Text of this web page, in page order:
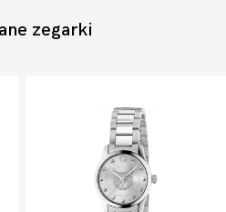
zegarki